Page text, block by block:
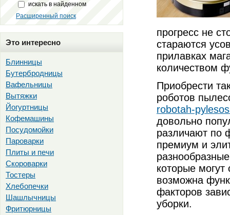
искать в найденном
Расширенный поиск
Это интересно
Блинницы
Бутербродницы
Вафельницы
Вытяжки
Йогуртницы
Кофемашины
Посудомойки
Пароварки
Плиты и печи
Скороварки
Тостеры
Хлебопечки
Шашлычницы
Фритюрницы
прогресс не
стараются
прилавках
количеством
Приобрести
роботов
robotah-
довольно
различают по
премиум и
которые
возможна
факторов
уборки.